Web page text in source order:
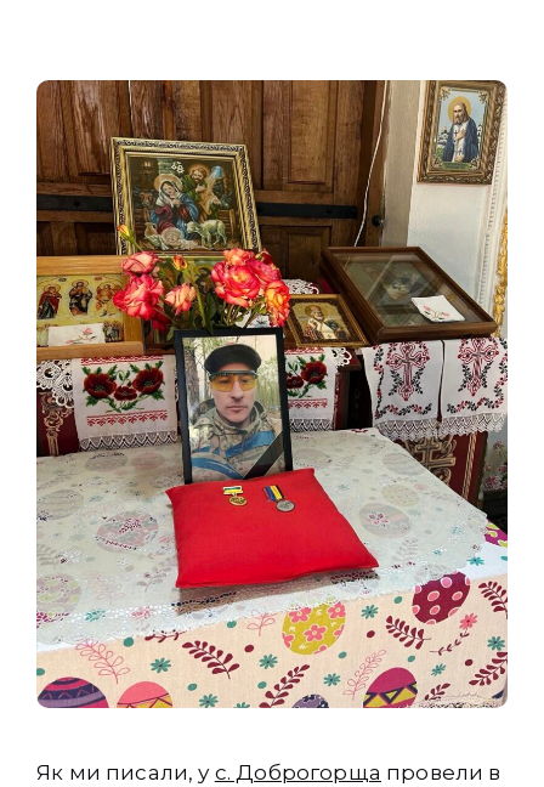
Як ми писали, у с. Доброгорща провели в